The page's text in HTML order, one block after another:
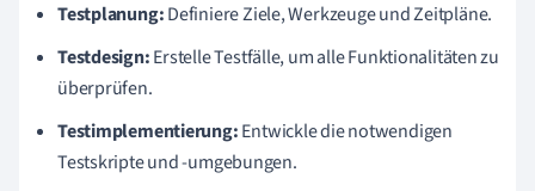
Testplanung:Definiere Ziele, Werkzeuge und Zeitpläne.
Testdesign:Erstelle Testfälle, um alle Funktionalitäten zu
überprüfen.
Testimplementierung:Entwickle die notwendigen
Testskripte und -umgebungen.